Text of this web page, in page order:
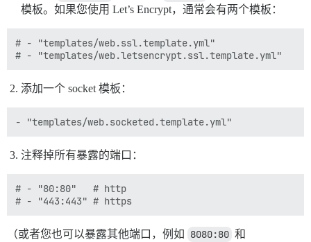
模板。如果您使用 Let’s Encrypt，通常会有两个模板：
# - "templates/web.ssl.template.yml"
添加一个 socket 模板：
注释掉所有暴露的端口：
# - "80:80"   # http
（或者您也可以暴露其他端口，例如 8080:80 和